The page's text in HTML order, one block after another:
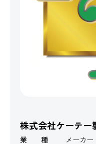
株式会社ケーテー
業 種
メーカー